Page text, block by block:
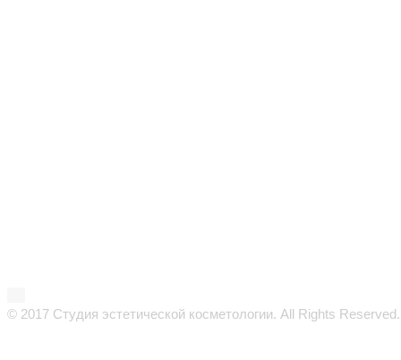
© 2017 Студия эстетической косметологии. All Rights Reserved.